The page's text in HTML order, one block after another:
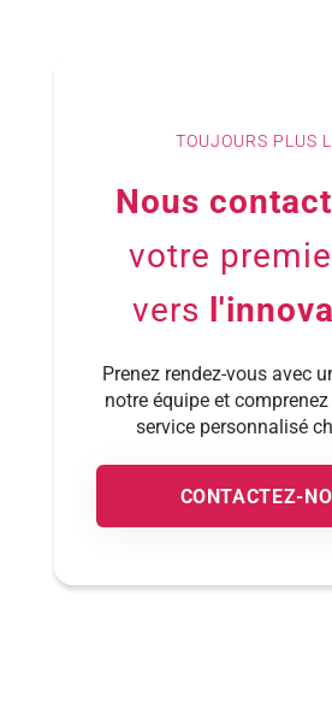
TOUJOURS PLUS
Nous
votre
vers
Prenez rendez-vous avec
notre équipe et
service personnalisé
CONTACTEZ-